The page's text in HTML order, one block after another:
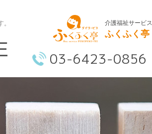
介護福祉サービス
ふくふく亭
03-6423-0856